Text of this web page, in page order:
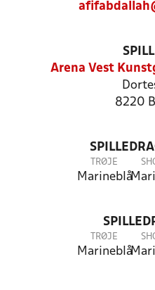
Arena Vest
8220
TRØJE
Marineblå
TRØJE
Marineblå